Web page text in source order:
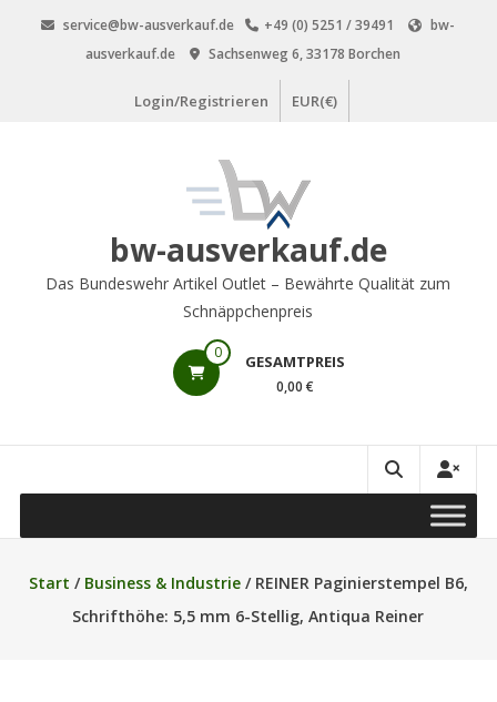
service@bw-ausverkauf.de +49 (0) 5251 / 39491
bw-
ausverkauf.de
Sachsenweg 6, 33178 Borchen
Login/Registrieren EUR(€)
bw-ausverkauf.de
Das Bundeswehr Artikel Outlet – Bewährte Qualität zum
Schnäppchenpreis
0 GESAMTPREIS
0,00 €
Start / Business & Industrie/ REINER Paginierstempel B6,
Schrifthöhe: 5,5 mm 6-Stellig, Antiqua Reiner